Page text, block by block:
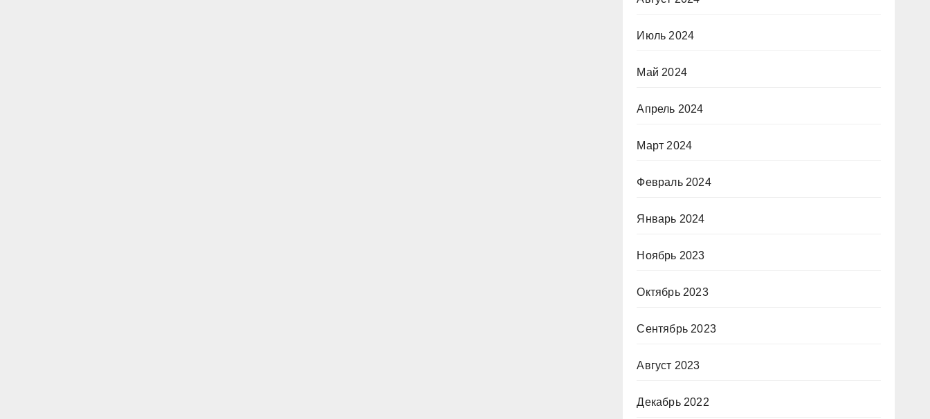
Июль 2024
Май 2024
Апрель 2024
Март 2024
Февраль 2024
Январь 2024
Ноябрь 2023
Октябрь 2023
Сентябрь 2023
Август 2023
Декабрь 2022